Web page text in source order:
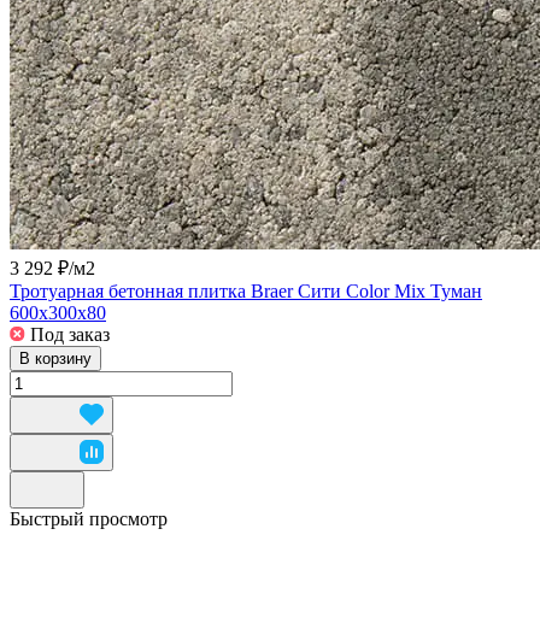
3 292 ₽/м2
Тротуарная бетонная плитка Braer Сити Color Mix Туман
600x300x80
Под заказ
В корзину
Быстрый просмотр